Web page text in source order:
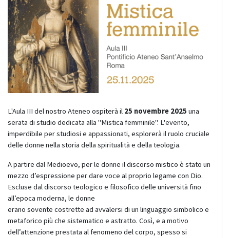
L'Aula III del nostro Ateneo ospiterà il 25 novembre 2025 una
serata di studio dedicata alla "Mistica femminile". L'evento,
imperdibile per studiosi e appassionati, esplorerà il ruolo cruciale
delle donne nella storia della spiritualità e della teologia.
Apartire dal Medioevo, per le donne il discorso mistico è stato un
mezzo d’espressione per dare voce al proprio legame con Dio.
Escluse dal discorso teologico e filosofico delle università fino
all’epoca moderna, le donne
erano sovente costrette ad avvalersi di un linguaggio simbolico e
metaforico più che sistematico e astratto. Così, e a motivo
dell’attenzione prestata al fenomeno del corpo, spesso si